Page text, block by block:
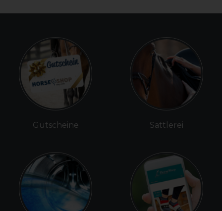
Gutscheine Sattlerei